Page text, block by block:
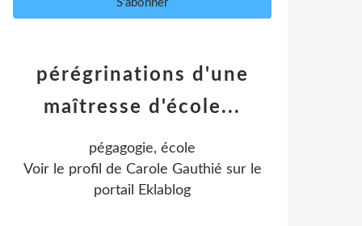
pérégrinations d'une
maîtresse d'école...
pégagogie, école
Voir le profil de Carole Gauthié sur le
portail Eklablog